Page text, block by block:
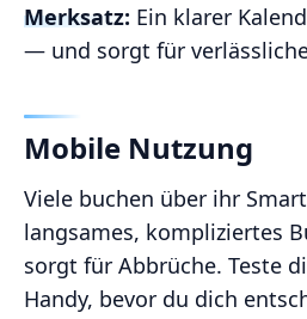
Merksatz: Ein klarer
— und sorgt für
Mobile Nutzung
Viele buchen über ihr
langsames, kompliziertes
sorgt für Abbrüche. Teste
Handy, bevor du dich